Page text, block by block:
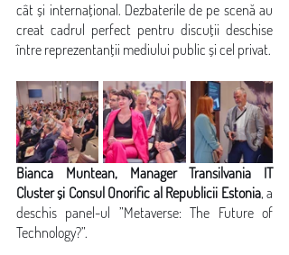
cât și internațional. Dezbaterile de pe scenă au
creat cadrul perfect pentru discuții deschise
Bianca Muntean, Manager Transilvania IT
Cluster și Consul Onorific al Republicii Estonia, a
deschis panel-ul ”Metaverse: The Future of
Technology?”.